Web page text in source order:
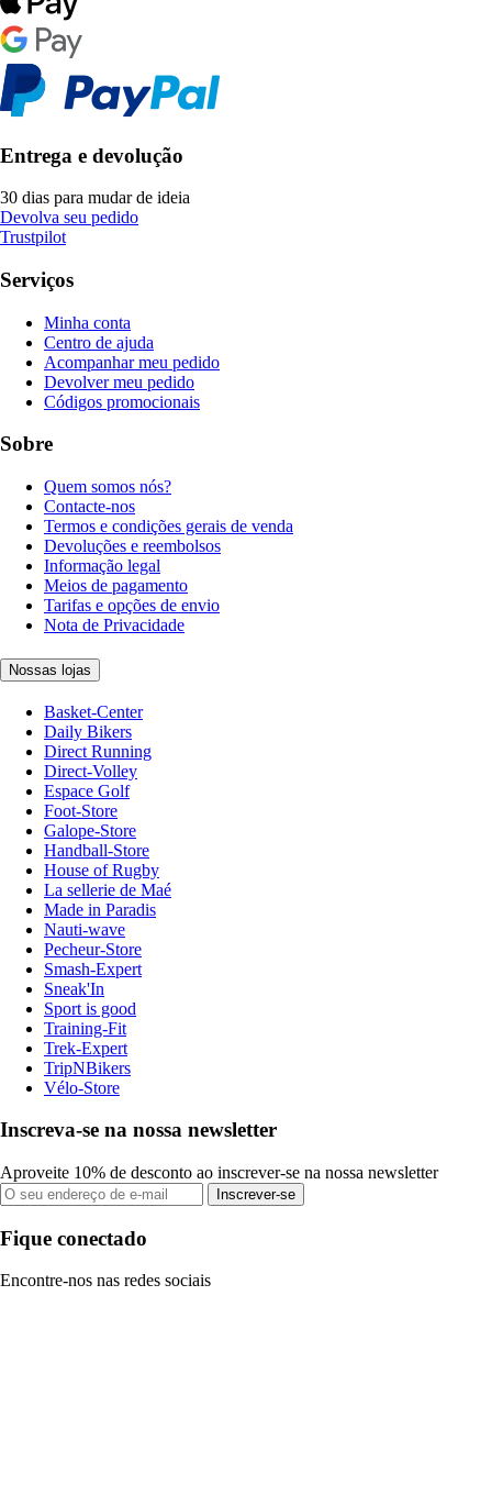
Entrega e devolução
30 dias para mudar de ideia
Devolva seu pedido
Trustpilot
Serviços
Minha conta
Centro de ajuda
Acompanhar meu pedido
Devolver meu pedido
Códigos promocionais
Sobre
Quem somos nós?
Contacte-nos
Termos e condições gerais de venda
Devoluções e reembolsos
Informação legal
Meios de pagamento
Tarifas e opções de envio
Nota de Privacidade
Nossas lojas
Basket-Center
Daily Bikers
Direct Running
Direct-Volley
Espace Golf
Foot-Store
Galope-Store
Handball-Store
House of Rugby
La sellerie de Maé
Made in Paradis
Nauti-wave
Pecheur-Store
Smash-Expert
Sneak'In
Sport is good
Training-Fit
Trek-Expert
TripNBikers
Vélo-Store
Inscreva-se na nossa newsletter
Aproveite 10% de desconto ao inscrever-se na nossa newsletter
Inscrever-se
Fique conectado
Encontre-nos nas redes sociais